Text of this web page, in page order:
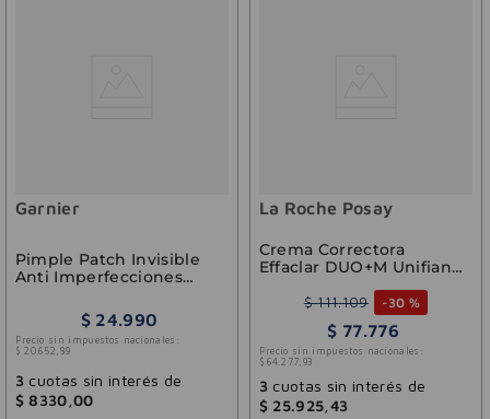
Garnier
Pimple Patch Invisible
Anti Imperfecciones
$ 24.990
Precio sin impuestos nacionales:
$ 20.652 , 89
3 cuotas sin interés de
$ 8330 ,00
La Roche Posay
Crema Correctora
Effaclar DUO+M Unifiant
$ 111.109 -30 %
$ 77 776
Precio sin impuestos nacionales:
$ 64 277 93
3 cuotas sin interés de
$ 25.925 43